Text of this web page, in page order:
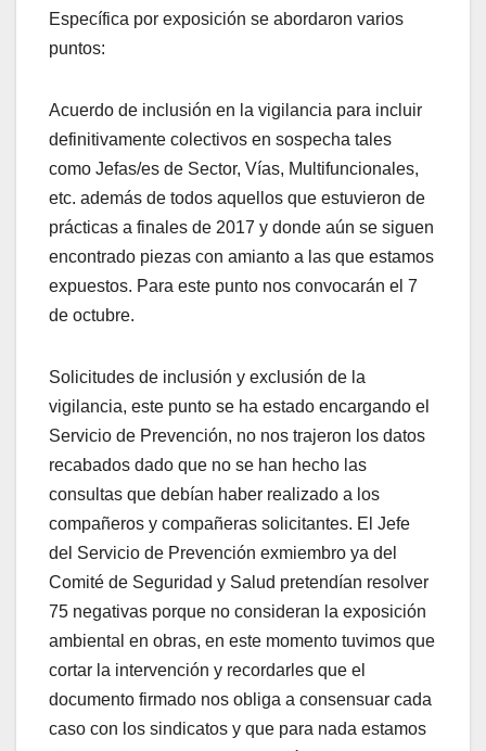
Específica por exposición se abordaron varios
puntos:
Acuerdo de inclusión en la vigilancia para incluir
definitivamente colectivos en sospecha tales
como Jefas/es de Sector, Vías, Multifuncionales,
etc. además de todos aquellos que estuvieron de
prácticas a finales de 2017 y donde aún se siguen
encontrado piezas con amianto a las que estamos
expuestos. Para este punto nos convocarán el 7
de octubre.
Solicitudes de inclusión y exclusión de la
vigilancia, este punto se ha estado encargando el
Servicio de Prevención, no nos trajeron los datos
recabados dado que no se han hecho las
consultas que debían haber realizado a los
compañeros y compañeras solicitantes. El Jefe
del Servicio de Prevención exmiembro ya del
Comité de Seguridad y Salud pretendían resolver
75 negativas porque no consideran la exposición
ambiental en obras, en este momento tuvimos que
cortar la intervención y recordarles que el
documento firmado nos obliga a consensuar cada
caso con los sindicatos y que para nada estamos